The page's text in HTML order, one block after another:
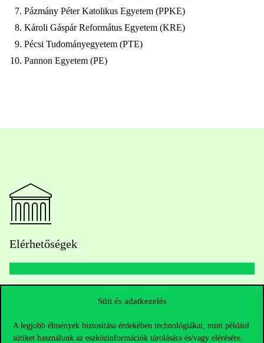
Süti és adatkezelés
A legjobb élmények biztosítása érdekében technológiákat, mint például
sütiket használunk az eszközinformációk tárolására és/vagy elérésére.
Pázmány Péter Katolikus Egyetem (PPKE)
Károli Gáspár Református Egyetem (KRE)
Pécsi Tudományegyetem (PTE)
Pannon Egyetem (PE)
Elérhetőségek
Kérdésed van a felvételivel kapcsolatban?